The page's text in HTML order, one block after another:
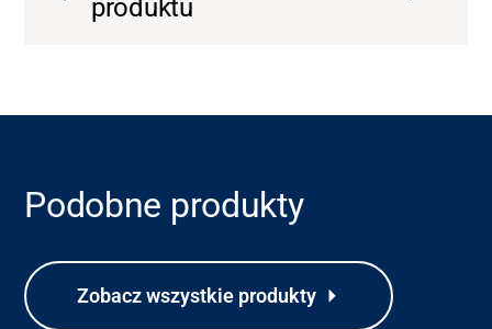
produktu
Podobne produkty
Zobacz wszystkie produkty